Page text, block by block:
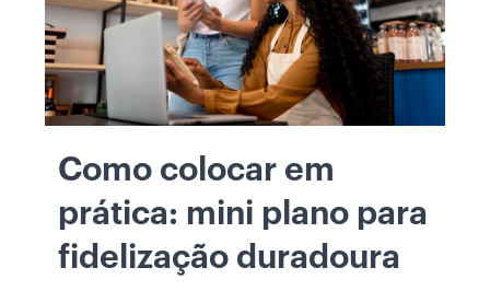
Como colocar em
prática: mini plano para
fidelização duradoura